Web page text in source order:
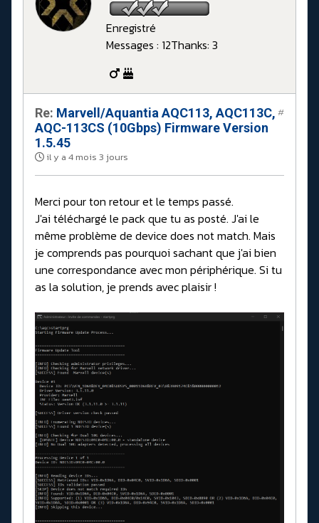
Enregistré
Messages : 12Thanks: 3
Re: Marvell/Aquantia AQC113, AQC113C,
AQC-113CS (10Gbps) Firmware Version
1.5.45
il y a 4 mois 3 jours
#
Merci pour ton retour et le temps passé.
J'ai téléchargé le pack que tu as posté. J'ai le
même problème de device does not match. Mais
je comprends pas pourquoi sachant que j'ai bien
une correspondance avec mon périphérique. Si tu
as la solution, je prends avec plaisir !